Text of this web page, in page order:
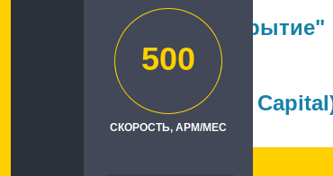
500
СКОРОСТЬ, АРМ/МЕС
ПАО Банк "ФК Открытие"
Исполнитель
"АйТи Капитал" (IT